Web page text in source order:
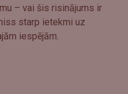
– vai šis risinājums ir
starp ietekmi uz
iespējām.